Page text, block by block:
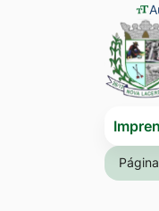
Seção
de
e
links
de
para
o
[alt+1]
Ir
para
Seção
do
menu
menu